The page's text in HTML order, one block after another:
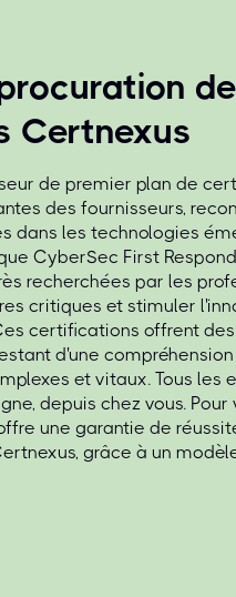
Certnexus
de premier plan de
des fournisseurs,
dans les technologies
CyberSec First
recherchées par les
critiques et stimuler
certifications offrent
d'une
et vitaux. Tous les
depuis chez vous. Pour
une garantie de
grâce à un